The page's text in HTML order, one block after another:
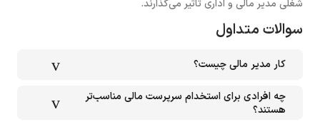
شغلی مدیر مالی و اداری تاثیر می‌گذارند.
سوالات متداول
کار مدیر مالی چیست؟
چه افرادی برای استخدام سرپرست مالی مناسب‌تر
هستند؟